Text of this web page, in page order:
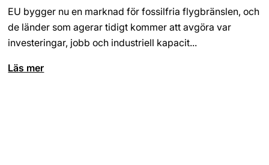
EU bygger nu en marknad för fossilfria flygbränslen, och
de länder som agerar tidigt kommer att avgöra var
investeringar, jobb och industriell kapacit...
Läs mer